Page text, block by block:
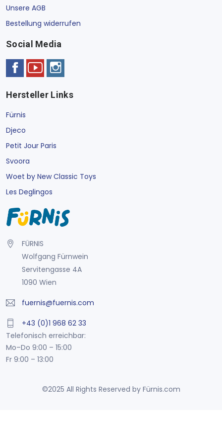
Unsere AGB
Bestellung widerrufen
Social Media
Hersteller Links
Fürnis
Djeco
Petit Jour Paris
Svoora
Woet by New Classic Toys
Les Deglingos
FÜRNIS
Wolfgang Fürnwein
Servitengasse 4A
1090 Wien
fuernis@fuernis.com
+43 (0)1 968 62 33
Telefonisch erreichbar:
Mo–Do 9:00 – 15:00
Fr 9:00 – 13:00
©2025 All Rights Reserved by Fürnis.com